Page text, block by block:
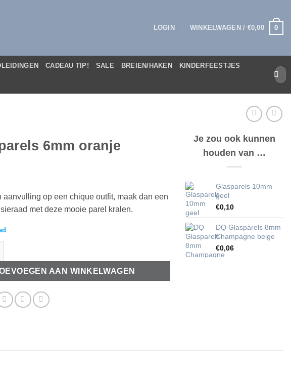
LOGIN WINKELWAGEN / €0,00 0
CADEAU TIP! SALE BREIEN/HAKEN KINDERFEESTJES
naar:
6mm oranje
aanvulling op een chique outfit, maak dan een
met deze mooie parel kralen.
oranje aantal
AAN WINKELWAGEN
Je zou ook kunnen
houden van …
Glasparels 10mm
geel
€0,10
DQ Glasparels 8mm
Champagne beige
€0,06